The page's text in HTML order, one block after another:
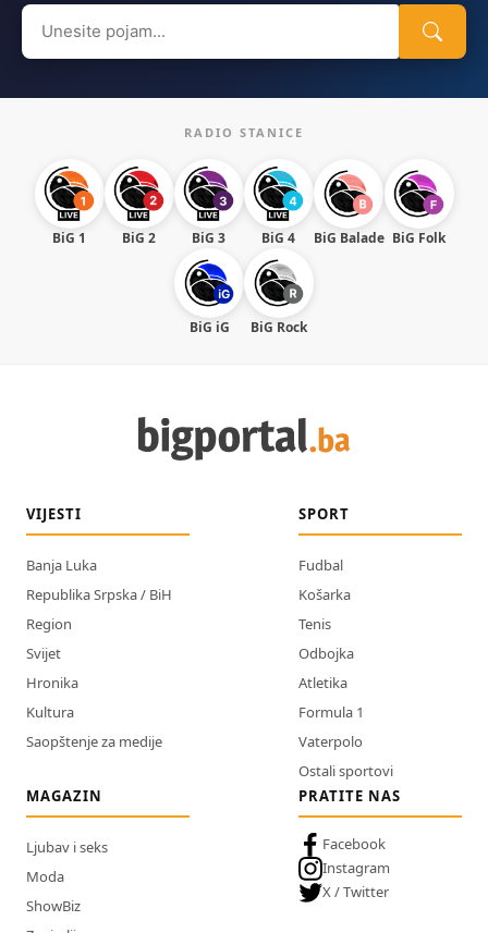
Search
for:
RADIO STANICE
BiG 1 BiG 2 BiG 3 BiG 4 BiG Balade BiG Folk
BiG iG BiG Rock
VIJESTI
Banja Luka
Republika Srpska / BiH
Region
Svijet
Hronika
Kultura
Saopštenje za medije
SPORT
Fudbal
Košarka
Tenis
Odbojka
Atletika
Formula 1
Vaterpolo
Ostali sportovi
MAGAZIN
Ljubav i seks
Moda
ShowBiz
PRATITE NAS
Facebook
Instagram
X / Twitter